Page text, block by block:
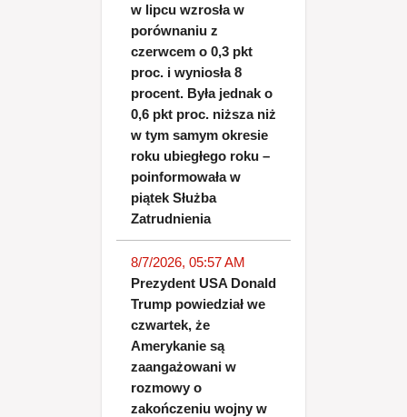
w lipcu wzrosła w
porównaniu z
czerwcem o 0,3 pkt
proc. i wyniosła 8
procent. Była jednak o
0,6 pkt proc. niższa niż
w tym samym okresie
roku ubiegłego roku –
poinformowała w
piątek Służba
Zatrudnienia
8/7/2026, 05:57 AM
Prezydent USA Donald
Trump powiedział we
czwartek, że
Amerykanie są
zaangażowani w
rozmowy o
zakończeniu wojny w